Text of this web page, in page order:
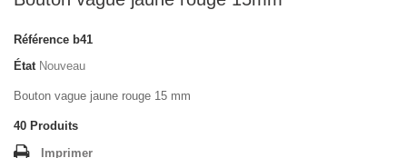
Référence b41
État Nouveau
Bouton vague jaune rouge 15 mm
40 Produits
Imprimer